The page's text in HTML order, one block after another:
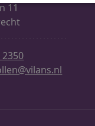
11
2350
geen inbreuk op